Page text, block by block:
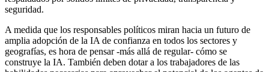
seguridad.
A medida que los responsables políticos miran hacia un futuro de
amplia adopción de la IA de confianza en todos los sectores y
geografías, es hora de pensar -más allá de regular- cómo se
construye la IA. También deben dotar a los trabajadores de las